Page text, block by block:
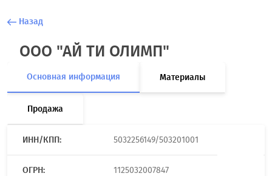
Назад
ООО "АЙ ТИ ОЛИМП"
Основная информация Материалы
Продажа
ИНН/КПП: 5032256149/503201001
ОГРН: 1125032007847